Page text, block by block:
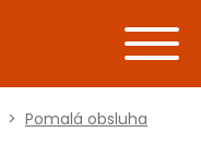
> Pomalá obsluha